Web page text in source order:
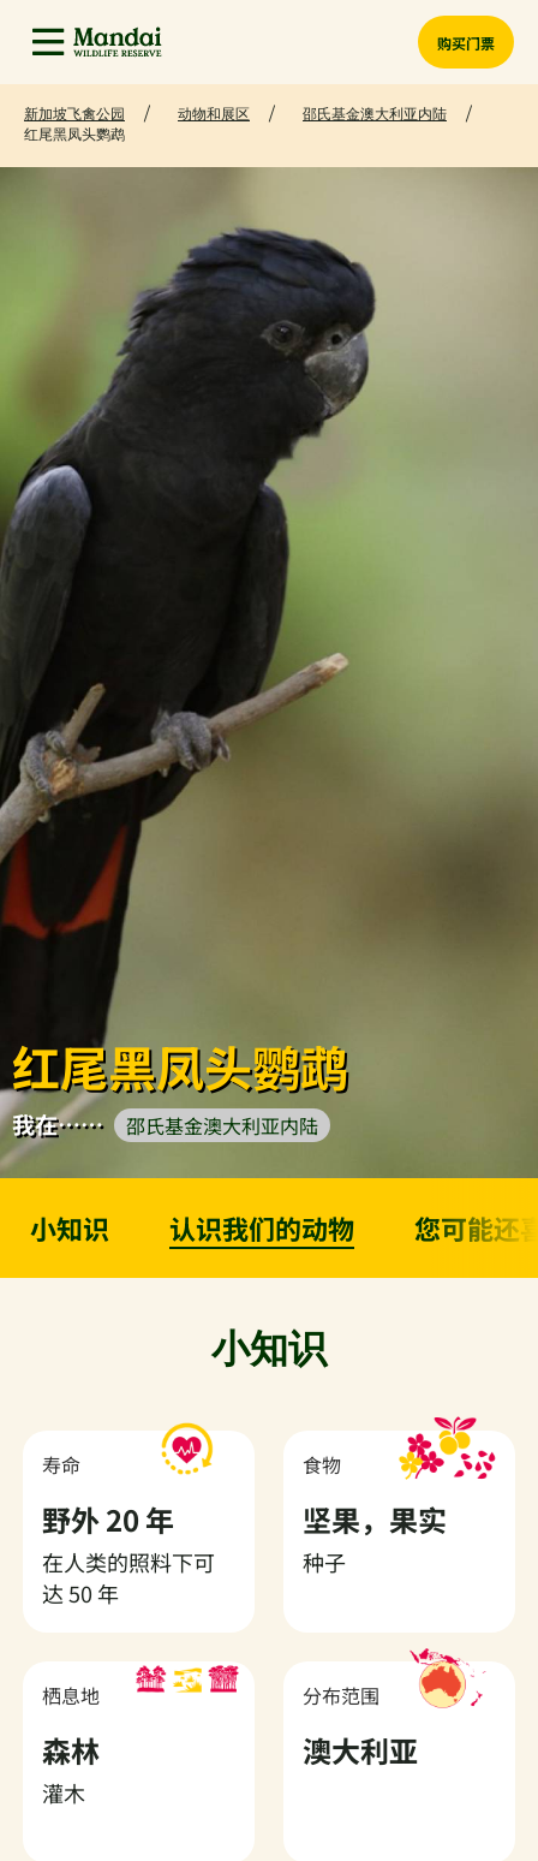
购买门票
新加坡飞禽公园 动物和展区
邵氏基金澳大利亚内陆
红尾黑凤头鹦鹉
红尾黑凤头鹦鹉
我在…… 邵氏基金澳大利亚内陆
小知识 认识我们的动物 您可能还
小知识
寿命
野外 20 年
在人类的照料下可
达 50 年
食物
坚果，果实
种子
栖息地
森林
灌木
分布范围
澳大利亚